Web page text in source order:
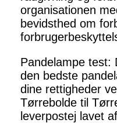
organisationen
bevidsthed om
Pandelampe test:
den bedste
dine rettigheder
Tørrebolde til
leverpostej lavet